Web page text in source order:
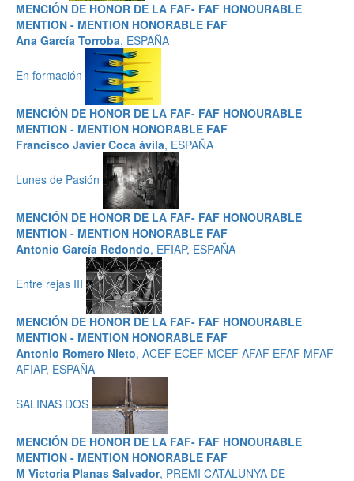
MENCIÓN DE HONOR DE LA FAF- FAF HONOURABLE
MENTION - MENTION HONORABLE FAF
Ana García Torroba, ESPAÑA
En formación
MENCIÓN DE HONOR DE LA FAF- FAF HONOURABLE
MENTION - MENTION HONORABLE FAF
Francisco Javier Coca ávila, ESPAÑA
Lunes de Pasión
MENCIÓN DE HONOR DE LA FAF- FAF HONOURABLE
MENTION - MENTION HONORABLE FAF
Antonio García Redondo, EFIAP, ESPAÑA
Entre rejas III
MENCIÓN DE HONOR DE LA FAF- FAF HONOURABLE
MENTION - MENTION HONORABLE FAF
Antonio Romero Nieto, ACEF ECEF MCEF AFAF EFAF MFAF
AFIAP, ESPAÑA
SALINAS DOS
MENCIÓN DE HONOR DE LA FAF- FAF HONOURABLE
MENTION - MENTION HONORABLE FAF
M Victoria Planas Salvador, PREMI CATALUNYA DE